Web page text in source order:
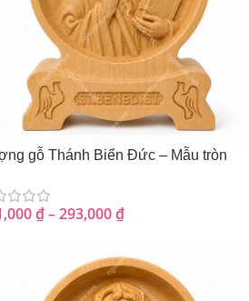
gỗ Thánh Biển Đức – Mẫu tròn
₫–293,000₫